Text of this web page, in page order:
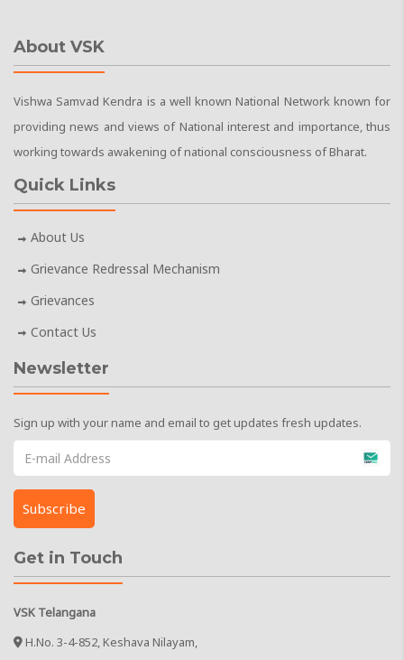
About VSK
Vishwa Samvad Kendra is a well known National Network known for
providing news and views of National interest and importance, thus
working towards awakening of national consciousness of Bharat.
Quick Links
About Us
Grievance Redressal Mechanism
Grievances
Contact Us
Newsletter
Sign up with your name and email to get updates fresh updates.
Get in Touch
VSK Telangana
H.No. 3-4-852, Keshava Nilayam,